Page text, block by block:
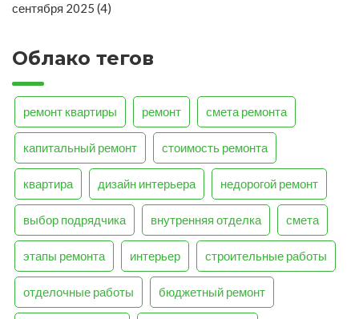
сентября 2025 (4)
Облако тегов
ремонт квартиры ремонт смета ремонта
капитальный ремонт стоимость ремонта
квартира дизайн интерьера недорогой ремонт
выбор подрядчика внутренняя отделка смета
этапы ремонта интерьер строительные работы
отделочные работы бюджетный ремонт